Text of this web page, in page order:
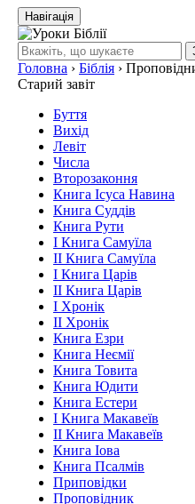
Навігація
Головна › Біблія ›
Старий завіт
Буття
Вихід
Левіт
Числа
Второзаконня
Книга Ісуса Навина
Книга Суддів
Книга Рути
І Книга Самуїла
ІІ Книга Самуїла
І Книга Царів
ІІ Книга Царів
І Хронік
ІІ Хронік
Книга Езри
Книга Неємії
Книга Товита
Книга Юдити
Книга Естери
І Книга Макавеїв
ІІ Книга Макавеїв
Книга Іова
Книга Псалмів
Приповідки
Проповідник